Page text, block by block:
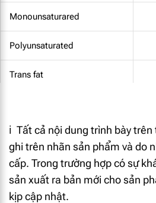
Monounsaturared
Polyunsaturated
Trans fat
DHA
EPA
ALA
ℹ️ Tất cả nội dung trình bày
ghi trên nhãn sản phẩm và do
cấp. Trong trường hợp có sự
sản xuất ra bản mới cho sản
kịp cập nhật.